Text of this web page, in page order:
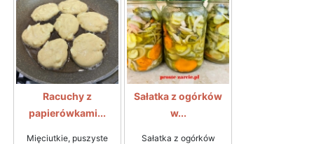
Racuchy z
papierówkami...
Mięciutkie, puszyste
Sałatka z ogórków
w...
Sałatka z ogórków